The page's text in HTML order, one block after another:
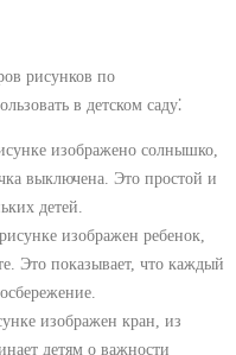
рисунков по
в детском саду⁚
изображено солнышко,
выключена. Это простой и
детей.
изображен ребенок,
Это показывает, что каждый
изображен кран, из
детям о важности